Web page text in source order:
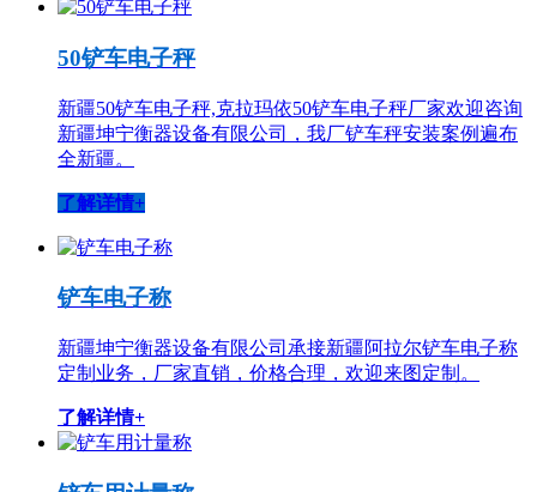
50铲车电子秤
新疆50铲车电子秤,克拉玛依50铲车电子秤厂家欢迎咨询
新疆坤宁衡器设备有限公司，我厂铲车秤安装案例遍布
全新疆。
了解详情+
铲车电子称
新疆坤宁衡器设备有限公司承接新疆阿拉尔铲车电子称
定制业务，厂家直销，价格合理，欢迎来图定制。
了解详情+